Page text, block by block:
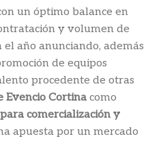
un óptimo balance en
y volumen de
el año anunciando, además
de equipos
procedente de otras
Evencio Cortina como
comercialización y
apuesta por un mercado